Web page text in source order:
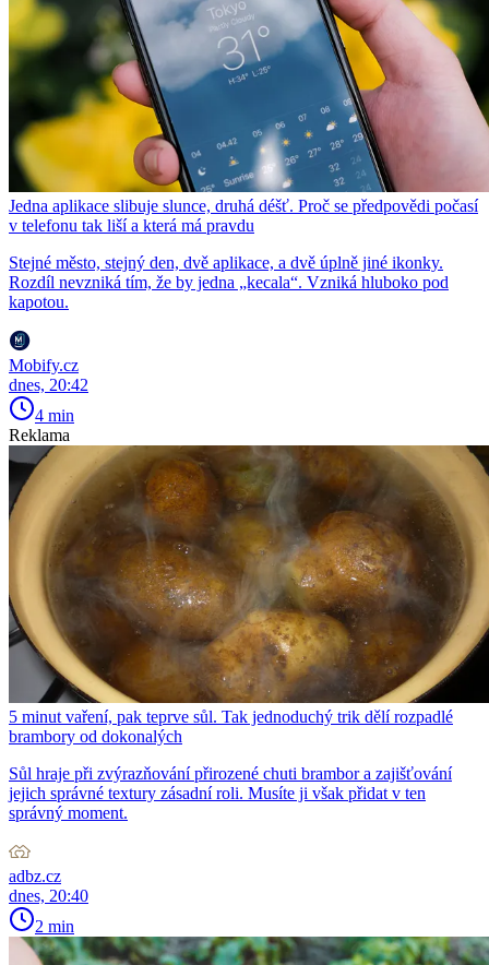
Jedna aplikace slibuje slunce, druhá déšť. Proč se předpovědi počasí
v telefonu tak liší a která má pravdu
Stejné město, stejný den, dvě aplikace, a dvě úplně jiné ikonky.
Rozdíl nevzniká tím, že by jedna „kecala“. Vzniká hluboko pod
kapotou.
Mobify.cz
dnes, 20:42
4 min
Reklama
5 minut vaření, pak teprve sůl. Tak jednoduchý trik dělí rozpadlé
brambory od dokonalých
Sůl hraje při zvýrazňování přirozené chuti brambor a zajišťování
jejich správné textury zásadní roli. Musíte ji však přidat v ten
správný moment.
adbz.cz
dnes, 20:40
2 min